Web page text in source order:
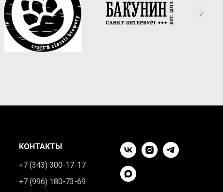
КОНТАКТЫ
+7 (343) 300-17-17
+7 (996) 180-73-69